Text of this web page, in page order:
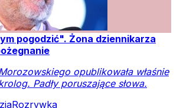
pogodzić". Żona dziennikarza
opublikowała właśnie
Padły poruszające słowa.
Rozrywka